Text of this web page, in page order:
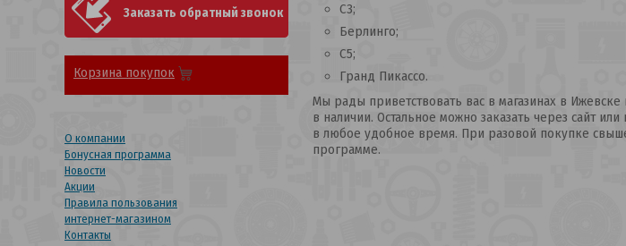
С3;
Берлинго;
С5;
Гранд Пикассо.
Мы рады приветствовать вас в магазинах в
в наличии. Остальное можно заказать через сайт
в любое удобное время. При разовой покупке
программе.
Заказать обратный звонок
Корзина покупок
О компании
Бонусная программа
Новости
Акции
Правила пользования
интернет-магазином
Контакты